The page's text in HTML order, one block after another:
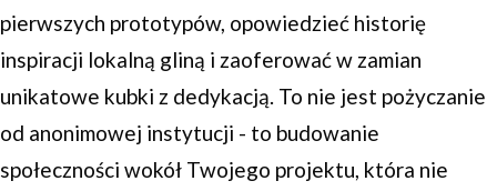
pierwszych prototypów, opowiedzieć historię
inspiracji lokalną gliną i zaoferować w zamian
unikatowe kubki z dedykacją. To nie jest pożyczanie
od anonimowej instytucji - to budowanie
społeczności wokół Twojego projektu, która nie